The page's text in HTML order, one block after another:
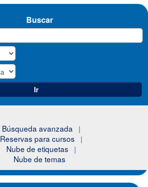
Buscar
Ir
Búsqueda avanzada
Reservas para cursos
Nube de etiquetas
Nube de temas